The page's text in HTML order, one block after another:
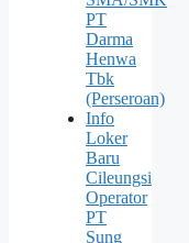
PT
Darma
Henwa
Tbk
(Perseroan)
Info
Loker
Baru
Cileungsi
Operator
PT
Sung